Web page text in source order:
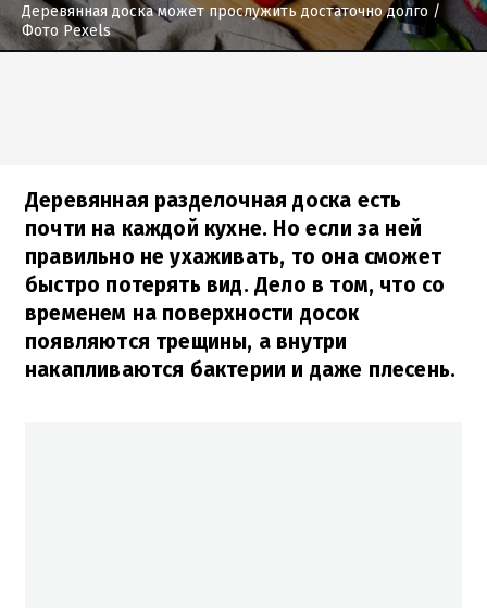
Деревянная доска может прослужить достаточно долго /
Фото Pexels
Деревянная разделочная доска есть
почти на каждой кухне. Но если за ней
правильно не ухаживать, то она сможет
быстро потерять вид. Дело в том, что со
временем на поверхности досок
появляются трещины, а внутри
накапливаются бактерии и даже плесень.